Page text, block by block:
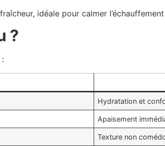
idéale pour calmer
?
Hydratation et
Apaisement
Texture non